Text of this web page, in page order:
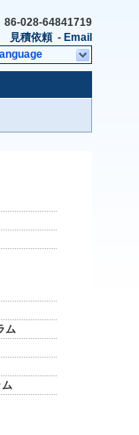
86-028-64841719
見積依頼 - Email
ム